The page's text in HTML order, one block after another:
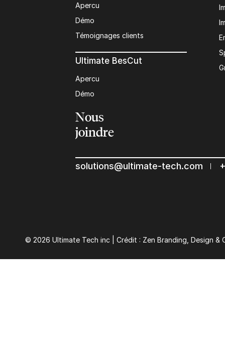
Apercu
Démo
Témoignages clients
Ultimate BesCut
Apercu
Démo
Nous
joindre
solutions@ultimate-tech.com
© 2026 Ultimate Tech inc | Crédit : Zen Branding, Design &